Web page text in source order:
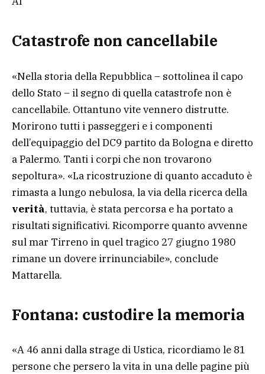
Catastrofe non cancellabile
«Nella storia della Repubblica – sottolinea il capo
dello Stato – il segno di quella catastrofe non è
cancellabile. Ottantuno vite vennero distrutte.
Morirono tutti i passeggeri e i componenti
dell’equipaggio del DC9 partito da Bologna e diretto
a Palermo. Tanti i corpi che non trovarono
sepoltura». «La ricostruzione di quanto accaduto è
rimasta a lungo nebulosa, la via della ricerca della
verità, tuttavia, è stata percorsa e ha portato a
risultati significativi. Ricomporre quanto avvenne
sul mar Tirreno in quel tragico 27 giugno 1980
rimane un dovere irrinunciabile», conclude
Mattarella.
Fontana: custodire la memoria
«A 46 anni dalla strage di Ustica, ricordiamo le 81
persone che persero la vita in una delle pagine più